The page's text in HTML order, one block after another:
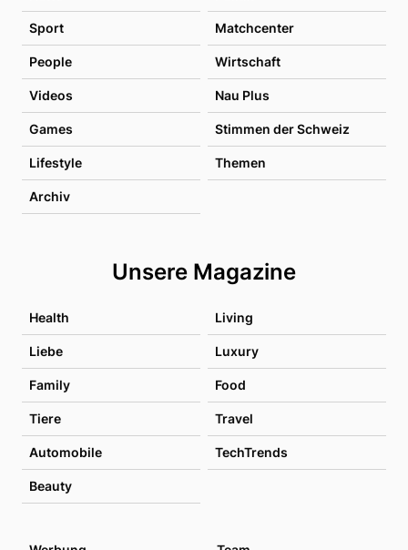
Sport Matchcenter
People Wirtschaft
Videos Nau Plus
Games Stimmen der Schweiz
Lifestyle Themen
Archiv
Unsere Magazine
Health Living
Liebe Luxury
Family Food
Tiere Travel
Automobile TechTrends
Beauty